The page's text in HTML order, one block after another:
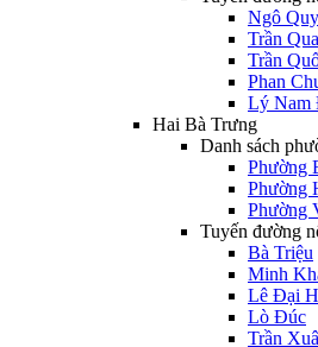
Ngô
Trần
Trần
Phan
Lý Nam
Hai Bà Trưng
Danh sách
Phường
Phường
Phường
Tuyến đường
Bà Triệu
Minh
Lê Đại
Lò Đúc
Trần